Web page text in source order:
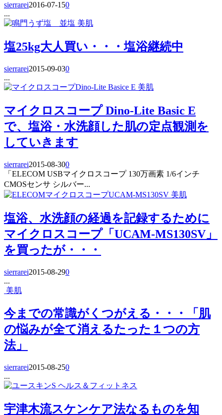
sierrarei2016-07-150
...
美肌
塩25kg大人買い・・・塩浴継続中
sierrarei2015-09-030
...
美肌
マイクロスコープ Dino-Lite Basic E
で、塩浴・水洗顔した肌の定点観測を
していきます
sierrarei2015-08-300
「ELECOM USBマイクロスコープ 130万画素 1/6インチ
CMOSセンサ シルバー...
美肌
塩浴、水洗顔の経過を記録するために
マイクロスコープ「UCAM-MS130SV」
を買ったが・・・
sierrarei2015-08-290
...
美肌
今までの常識がくつがえる・・・「肌
の悩みが全て消えるたった１つの方
法」
sierrarei2015-08-250
...
ヘルス＆フィットネス
宇津木流スケンケア法なるものを知